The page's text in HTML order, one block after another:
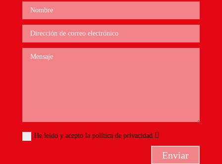
He leído y acepto la política de privacidad
Enviar